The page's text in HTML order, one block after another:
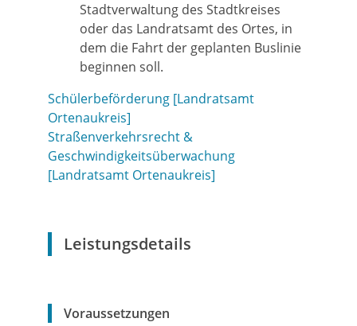
Stadtverwaltung des Stadtkreises
oder das Landratsamt des Ortes, in
dem die Fahrt der geplanten Buslinie
beginnen soll.
Schülerbeförderung [Landratsamt
Ortenaukreis]
Straßenverkehrsrecht &
Geschwindigkeitsüberwachung
[Landratsamt Ortenaukreis]
Leistungsdetails
Voraussetzungen